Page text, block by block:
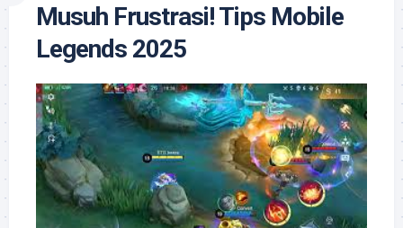
Musuh Frustrasi! Tips Mobile
Legends 2025